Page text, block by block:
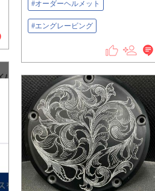
#オーダーヘルメット
#エングレービング